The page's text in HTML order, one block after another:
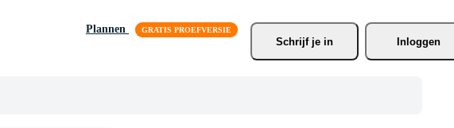
Plannen
Schrijf je in Inloggen